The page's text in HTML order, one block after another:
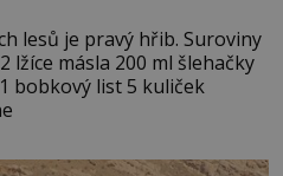
je pravý hřib. Suroviny
lžíce másla 200 ml šlehačky
bobkový list 5 kuliček